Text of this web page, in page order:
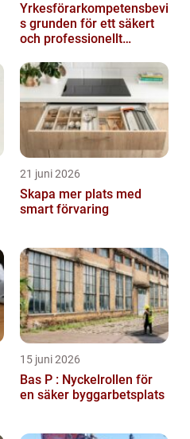
Yrkesförarkompetensbevi
s grunden för ett säkert
och professionellt
21 juni 2026
Skapa mer plats med
smart förvaring
15 juni 2026
Bas P : Nyckelrollen för
en säker byggarbetsplats